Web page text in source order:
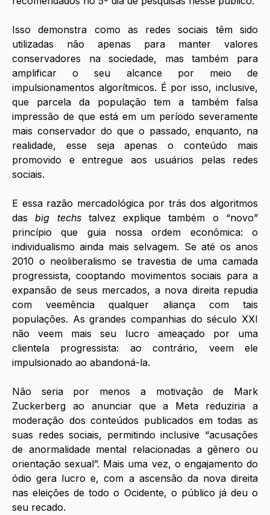
Isso demonstra como as redes sociais têm sido
utilizadas não apenas para manter valores
conservadores na sociedade, mas também para
amplificar o seu alcance por meio de
impulsionamentos algorítmicos. É por isso, inclusive,
que parcela da população tem a também falsa
impressão de que está em um período severamente
mais conservador do que o passado, enquanto, na
realidade, esse seja apenas o conteúdo mais
promovido e entregue aos usuários pelas redes
sociais.
E essa razão mercadológica por trás dos algoritmos
das big techs talvez explique também o “novo”
princípio que guia nossa ordem econômica: o
individualismo ainda mais selvagem. Se até os anos
2010 o neoliberalismo se travestia de uma camada
progressista, cooptando movimentos sociais para a
expansão de seus mercados, a nova direita repudia
com veemência qualquer aliança com tais
populações. As grandes companhias do século XXI
não veem mais seu lucro ameaçado por uma
clientela progressista: ao contrário, veem ele
impulsionado ao abandoná-la.
Não seria por menos a motivação de Mark
Zuckerberg ao anunciar que a Meta reduziria a
moderação dos conteúdos publicados em todas as
suas redes sociais, permitindo inclusive “acusações
de anormalidade mental relacionadas a gênero ou
orientação sexual”. Mais uma vez, o engajamento do
ódio gera lucro e, com a ascensão da nova direita
nas eleições de todo o Ocidente, o público já deu o
seu recado.